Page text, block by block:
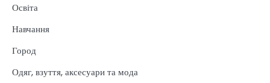
Освіта
Навчання
Город
Одяг, взуття, аксесуари та мода